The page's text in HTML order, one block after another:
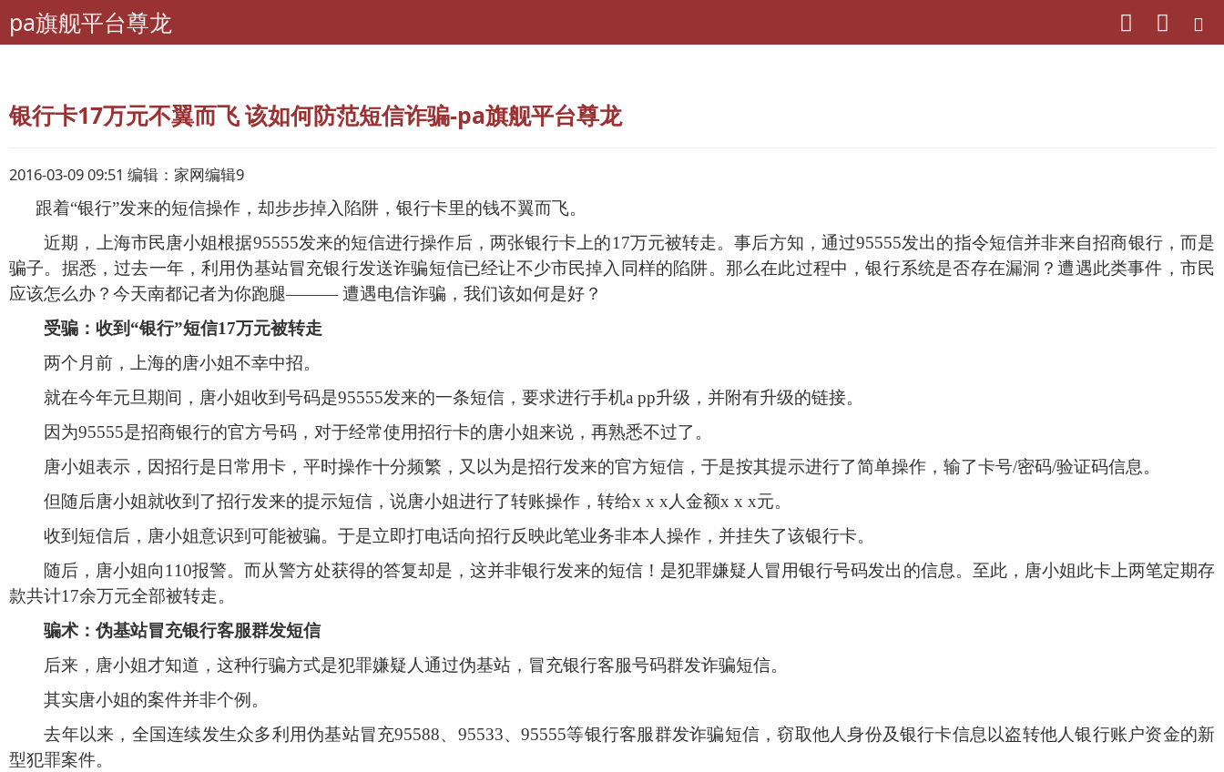
pa旗舰平台尊龙
pa旗舰平台尊龙 理财 数字化生活
银行卡17万元不翼而飞 该如何防范短信诈骗-pa旗舰平台尊龙
2016-03-09 09:51 编辑：家网编辑9
跟着“银行”发来的短信操作，却步步掉入陷阱，银行卡里的钱不翼而飞。
近期，上海市民唐小姐根据95555发来的短信进行操作后，两张银行卡上的17万元被转走。事后方知，通过95555发出的指令短信并非来自招商银行，而是
骗子。据悉，过去一年，利用伪基站冒充银行发送诈骗短信已经让不少市民掉入同样的陷阱。那么在此过程中，银行系统是否存在漏洞？遭遇此类事件，市民
应该怎么办？今天南都记者为你跑腿——— 遭遇电信诈骗，我们该如何是好？
受骗：收到“银行”短信17万元被转走
两个月前，上海的唐小姐不幸中招。
就在今年元旦期间，唐小姐收到号码是95555发来的一条短信，要求进行手机a pp升级，并附有升级的链接。
因为95555是招商银行的官方号码，对于经常使用招行卡的唐小姐来说，再熟悉不过了。
唐小姐表示，因招行是日常用卡，平时操作十分频繁，又以为是招行发来的官方短信，于是按其提示进行了简单操作，输了卡号/密码/验证码信息。
但随后唐小姐就收到了招行发来的提示短信，说唐小姐进行了转账操作，转给x x x 人金额x x x元。
收到短信后，唐小姐意识到可能被骗。于是立即打电话向招行反映此笔业务非本人操作，并挂失了该银行卡。
随后，唐小姐向110报警。而从警方处获得的答复却是，这并非银行发来的短信！是犯罪嫌疑人冒用银行号码发出的信息。至此，唐小姐此卡上两笔定期存
款共计17余万元全部被转走。
骗术：伪基站冒充银行客服群发短信
后来，唐小姐才知道，这种行骗方式是犯罪嫌疑人通过伪基站，冒充银行客服号码群发诈骗短信。
其实唐小姐的案件并非个例。
去年以来，全国连续发生众多利用伪基站冒充95588、 95533、95555等银行客服群发诈骗短信，窃取他人身份及银行卡信息以盗转他人银行账户资金的新
型犯罪案件。